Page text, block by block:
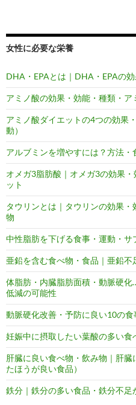
女性に必要な栄養
DHA・EPAとは｜DHA・EPAの
アミノ酸の効果・効能・種類・ア
アミノ酸ダイエットの4つの効果
動）
アルブミンを増やすには？方法・
オメガ3脂肪酸｜オメガ3の効果
ット
タウリンとは｜タウリンの効果
物
中性脂肪を下げる食事・運動・サ
亜鉛を含む食べ物・食品｜亜鉛不
体脂肪・内臓脂肪面積・動脈硬
低減の可能性
動脈硬化改善・予防に良い10の
妊娠中に摂取したい葉酸の多い食
肝臓に良い食べ物・飲み物｜肝
たほうが良い食品）
鉄分｜鉄分の多い食品・鉄分不足